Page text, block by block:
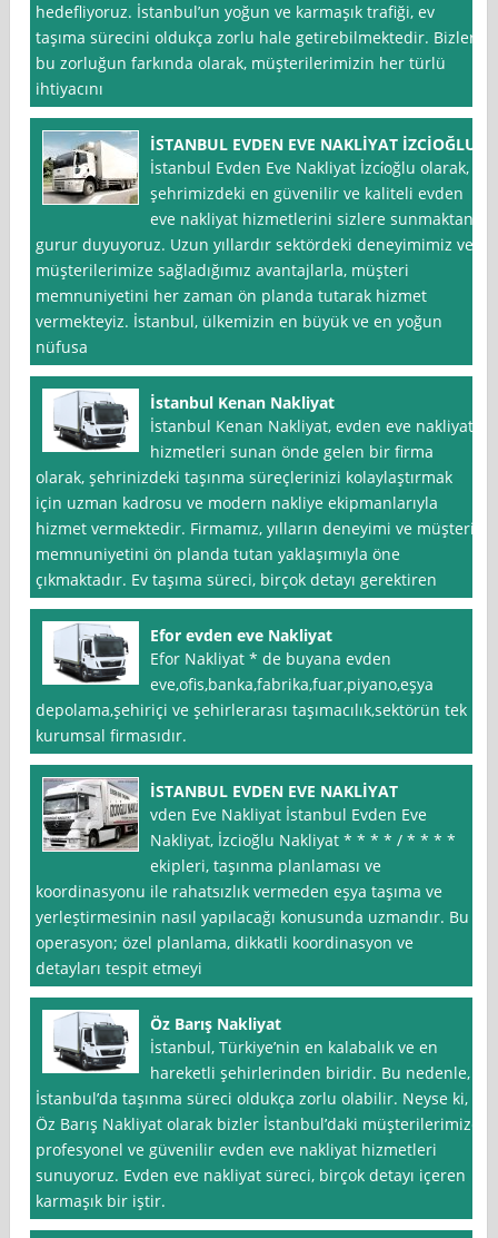
hedefliyoruz. İstanbul’un yoğun ve karmaşık trafiği, ev
taşıma sürecini oldukça zorlu hale getirebilmektedir. Bizler,
bu zorluğun farkında olarak, müşterilerimizin her türlü
ihtiyacını
İSTANBUL EVDEN EVE NAKLİYAT İZCİOĞLU
İstanbul Evden Eve Nakliyat İzci̇oğlu olarak,
şehrimizdeki en güvenilir ve kaliteli evden
eve nakliyat hizmetlerini sizlere sunmaktan
gurur duyuyoruz. Uzun yıllardır sektördeki deneyimimiz ve
müşterilerimize sağladığımız avantajlarla, müşteri
memnuniyetini her zaman ön planda tutarak hizmet
vermekteyiz. İstanbul, ülkemizin en büyük ve en yoğun
nüfusa
İstanbul Kenan Nakliyat
İstanbul Kenan Nakliyat, evden eve nakliyat
hizmetleri sunan önde gelen bir firma
olarak, şehrinizdeki taşınma süreçlerinizi kolaylaştırmak
için uzman kadrosu ve modern nakliye ekipmanlarıyla
hizmet vermektedir. Firmamız, yılların deneyimi ve müşteri
memnuniyetini ön planda tutan yaklaşımıyla öne
çıkmaktadır. Ev taşıma süreci, birçok detayı gerektiren
Efor evden eve Nakliyat
Efor Nakliyat * de buyana evden
eve,ofis,banka,fabrika,fuar,piyano,eşya
depolama,şehiriçi ve şehirlerarası taşımacılık,sektörün tek
kurumsal firmasıdır.
İSTANBUL EVDEN EVE NAKLİYAT
vden Eve Nakliyat İstanbul Evden Eve
Nakliyat, İzcioğlu Nakliyat * * * * / * * * *
ekipleri, taşınma planlaması ve
koordinasyonu ile rahatsızlık vermeden eşya taşıma ve
yerleştirmesinin nasıl yapılacağı konusunda uzmandır. Bu
operasyon; özel planlama, dikkatli koordinasyon ve
detayları tespit etmeyi
Öz Barış Nakliyat
İstanbul, Türkiye’nin en kalabalık ve en
hareketli şehirlerinden biridir. Bu nedenle,
İstanbul’da taşınma süreci oldukça zorlu olabilir. Neyse ki,
Öz Barış Nakliyat olarak bizler İstanbul’daki müşterilerimize
profesyonel ve güvenilir evden eve nakliyat hizmetleri
sunuyoruz. Evden eve nakliyat süreci, birçok detayı içeren
karmaşık bir iştir.